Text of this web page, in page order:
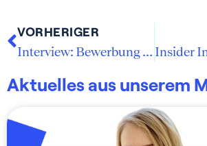
VORHERIGER
Interview: Bewerbung bei Hannover Rück
Aktuelles aus unserem